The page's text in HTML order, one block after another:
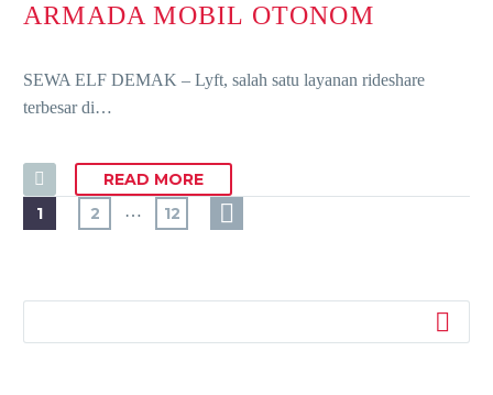
ARMADA MOBIL OTONOM
SEWA ELF DEMAK – Lyft, salah satu layanan rideshare
terbesar di…
READ MORE
1
2 … 12